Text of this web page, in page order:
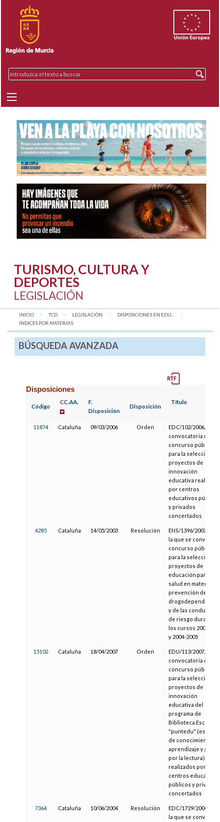
TURISMO, CULTURA Y
DEPORTES
LEGISLACIÓN
INICIO TCD LEGISLACIÓN
DISPOSICIONES EN EDU...
AQUÍ:
ÍNDICES POR MATERIAS
BÚSQUEDA AVANZADA
Disposiciones
Código
CC.AA.
F.
Disposición
Disposición
Título
11874 Cataluña 09/03/2006 Orden
EDC/102/2006, de
convocatoria de
concurso público
para la selección de
proyectos de
innovación
educativa
por centros
educativos
y privados
concertados
4285 Cataluña 14/05/2003 Resolución
ENS/1396/2003, por
la que se convoca
concurso público
para la selección de
proyectos de
educación para la
salud en materia de
prevención de las
y de las conductas
de riesgo durante
los cursos 2003-
y 2004-2005
15102 Cataluña 18/04/2007 Orden
EDU/113/2007, de
convocatoria de
concurso público
para la selección de
proyectos de
innovación
educativa del
programa de
Biblioteca Escolar
"puntedu" (espacio
de conocimiento,
aprendizaje y gusto
por la lectura)
realizados por
centros educativos
públicos y privados
concertados
7364 Cataluña 10/06/2004 Resolución
EDC/1729/2004, por
la que se convoca